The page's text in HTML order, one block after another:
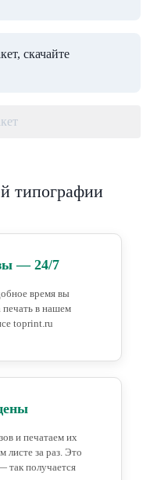
скачайте
типографии
— 24/7
время вы
печать в нашем
toprint.ru
и печатаем их
листе за раз. Это
так получается